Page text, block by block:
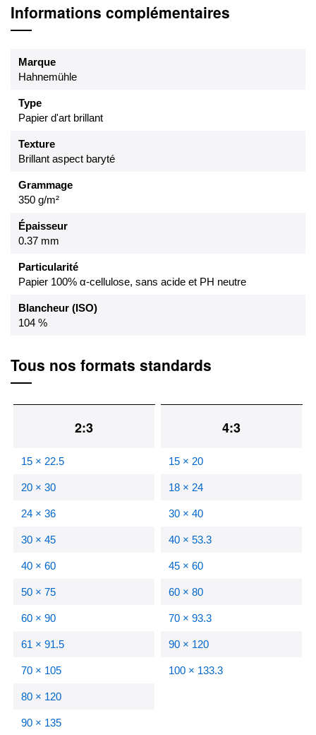
Informations complémentaires
Marque
Hahnemühle
Type
Papier d'art brillant
Texture
Brillant aspect baryté
Grammage
350 g/m²
Épaisseur
0.37 mm
Particularité
Papier 100% α-cellulose, sans acide et PH neutre
Blancheur (ISO)
104 %
Tous nos formats standards
2:3
15 × 22.5
20 × 30
24 × 36
30 × 45
40 × 60
50 × 75
60 × 90
61 × 91.5
70 × 105
80 × 120
90 × 135
4:3
15 × 20
18 × 24
30 × 40
40 × 53.3
45 × 60
60 × 80
70 × 93.3
90 × 120
100 × 133.3